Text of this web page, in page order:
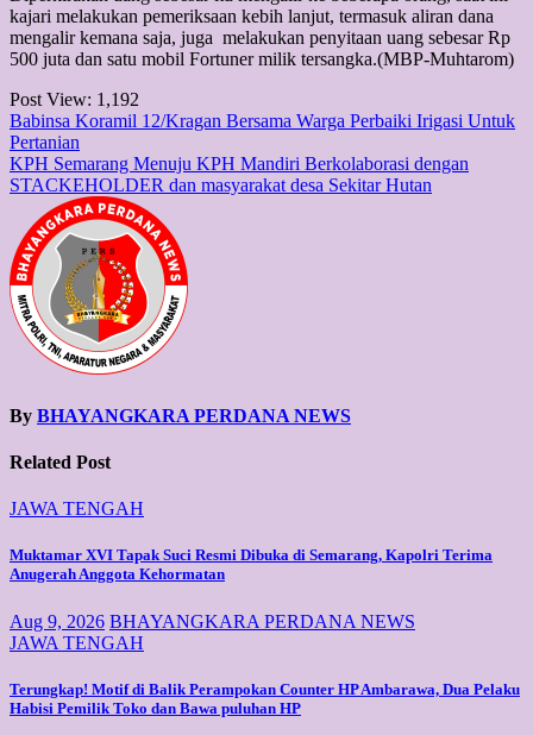
kajari melakukan pemeriksaan kebih lanjut, termasuk aliran dana
mengalir kemana saja, juga melakukan penyitaan uang sebesar Rp
500 juta dan satu mobil Fortuner milik tersangka.(MBP-Muhtarom)
Post View: 1,192
Post
navigation
Babinsa Koramil 12/Kragan Bersama Warga Perbaiki Irigasi Untuk
Pertanian
KPH Semarang Menuju KPH Mandiri Berkolaborasi dengan
STACKEHOLDER dan masyarakat desa Sekitar Hutan
By BHAYANGKARA PERDANA NEWS
Related Post
JAWA TENGAH
Muktamar XVI Tapak Suci Resmi Dibuka di Semarang, Kapolri Terima
Anugerah Anggota Kehormatan
Aug 9, 2026 BHAYANGKARA PERDANA NEWS
JAWA TENGAH
Terungkap! Motif di Balik Perampokan Counter HP Ambarawa, Dua Pelaku
Habisi Pemilik Toko dan Bawa puluhan HP